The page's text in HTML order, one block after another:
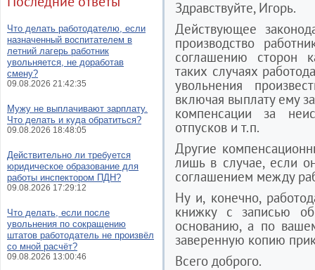
Здравствуйте, Игорь.
Действующее
производство
соглашению сторон
таких случаях
увольнения
включая выплату ему
компенсации за
отпусков и т.п.
Другие
лишь в случае, если
соглашением между
Ну и, конечно,
книжку с записью
основанию, а по
заверенную копию
Всего доброго.
Что делать работодателю, если
назначенный воспитателем в
летний лагерь работник
увольняется, не доработав
смену?
09.08.2026 21:42:35
Мужу не выплачивают зарплату.
Что делать и куда обратиться?
09.08.2026 18:48:05
Действительно ли требуется
юридическое образование для
работы инспектором ПДН?
09.08.2026 17:29:12
Что делать, если после
увольнения по сокращению
штатов работодатель не произвёл
со мной расчёт?
09.08.2026 13:00:46